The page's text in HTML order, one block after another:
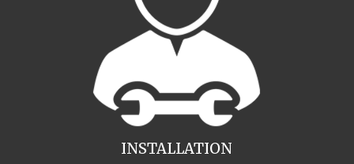
INSTALLATION